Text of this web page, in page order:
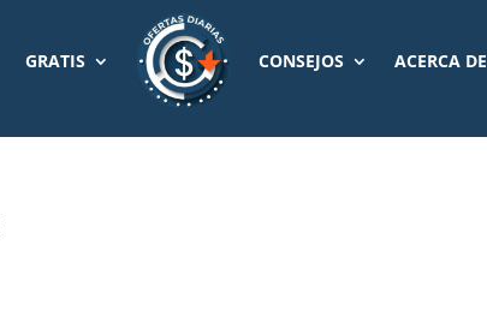
GRATIS CONSEJOS ACERCA DE